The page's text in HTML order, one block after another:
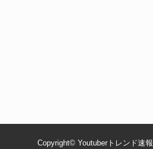
Copyright© Youtuberトレンド速報